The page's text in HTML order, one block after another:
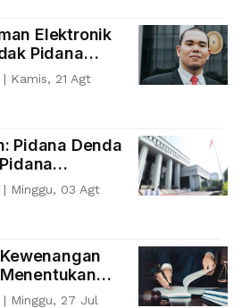
Elektronik
Pidana
| Kamis, 21 Agt
Pidana Denda
Dibayar
| Minggu, 03 Agt
| Minggu, 27 Jul